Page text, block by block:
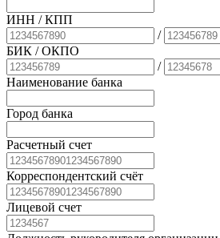
ИНН / КПП
/
БИК / ОКПО
/
Наименование банка
Город банка
Расчетный счет
Корреспондентский счёт
Лицевой счет